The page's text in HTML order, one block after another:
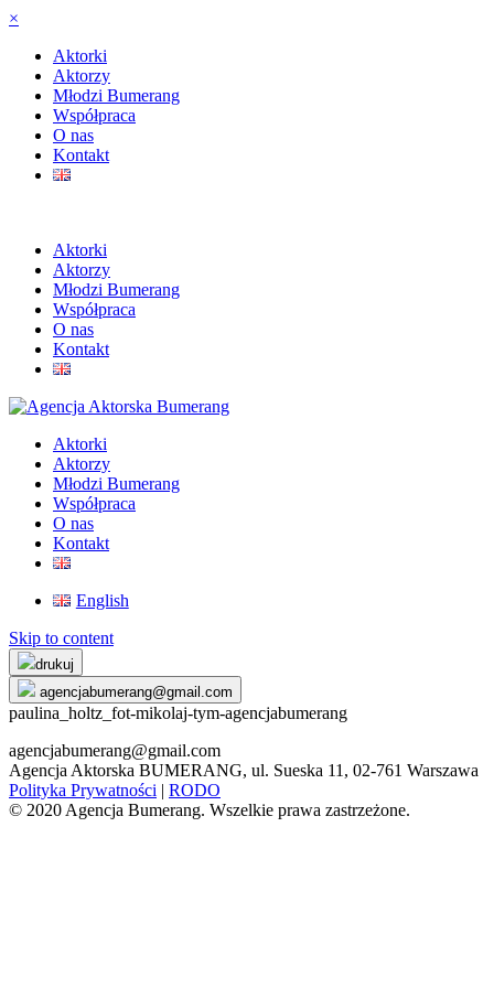
×
Aktorki
Aktorzy
Młodzi Bumerang
Współpraca
O nas
Kontakt
Aktorki
Aktorzy
Młodzi Bumerang
Współpraca
O nas
Kontakt
Aktorki
Aktorzy
Młodzi Bumerang
Współpraca
O nas
Kontakt
English
Skip to content
drukuj
agencjabumerang@gmail.com
paulina_holtz_fot-mikolaj-tym-agencjabumerang
agencjabumerang@gmail.com
Agencja Aktorska BUMERANG, ul. Sueska 11, 02-761 Warszawa
Polityka Prywatności | RODO
© 2020 Agencja Bumerang. Wszelkie prawa zastrzeżone.